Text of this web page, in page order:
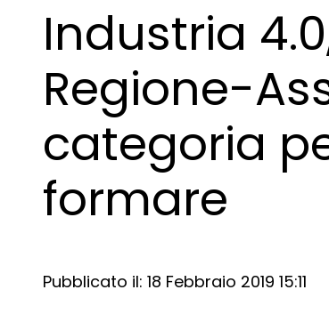
Industria
Regione-
categoria
formare
Data e ora:
Pubblicato il: 18 Febbraio 2019 15:11